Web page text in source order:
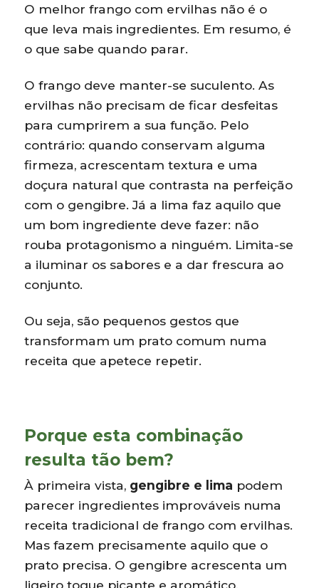
O melhor frango com ervilhas não é o
que leva mais ingredientes. Em resumo, é
o que sabe quando parar.
O frango deve manter-se suculento. As
ervilhas não precisam de ficar desfeitas
para cumprirem a sua função. Pelo
contrário: quando conservam alguma
firmeza, acrescentam textura e uma
doçura natural que contrasta na perfeição
com o gengibre. Já a lima faz aquilo que
um bom ingrediente deve fazer: não
rouba protagonismo a ninguém. Limita-se
a iluminar os sabores e a dar frescura ao
conjunto.
Ou seja, são pequenos gestos que
transformam um prato comum numa
receita que apetece repetir.
Porque esta combinação
resulta tão bem?
À primeira vista, gengibre e lima podem
parecer ingredientes improváveis numa
receita tradicional de frango com ervilhas.
Mas fazem precisamente aquilo que o
prato precisa. O gengibre acrescenta um